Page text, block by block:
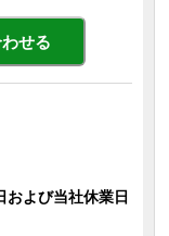
せる
よび当社休業日